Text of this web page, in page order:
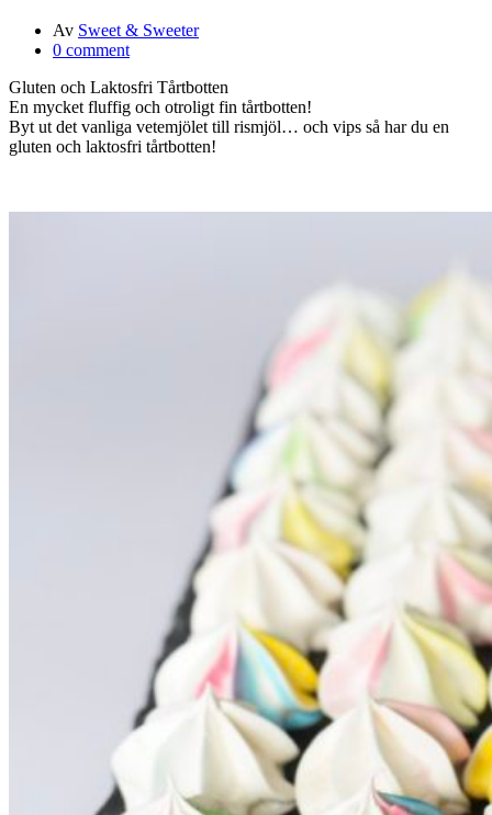
Av Sweet & Sweeter
0 comment
Gluten och Laktosfri Tårtbotten
En mycket fluffig och otroligt fin tårtbotten!
Byt ut det vanliga vetemjölet till rismjöl… och vips så har du en
gluten och laktosfri tårtbotten!